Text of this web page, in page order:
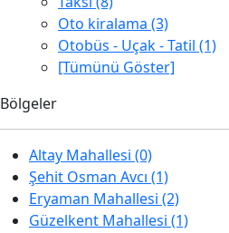
Oto kiralama (3)
Otobüs - Uçak - Tatil (1)
[Tümünü Göster]
Bölgeler
Altay Mahallesi (0)
Şehit Osman Avcı (1)
Eryaman Mahallesi (2)
Güzelkent Mahallesi (1)